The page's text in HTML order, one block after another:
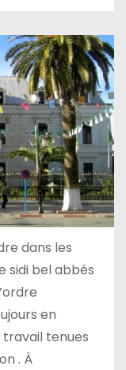
dans les
sidi bel abbés
en
travail tenues
. À